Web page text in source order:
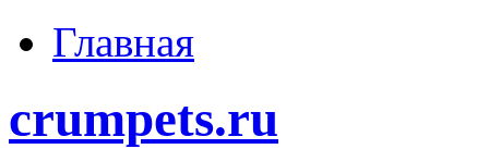
Главная
crumpets.ru